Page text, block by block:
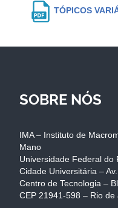
TÓPICOS
SOBRE NÓS
IMA – Instituto de
Mano
Universidade Federal do
Cidade Universitária –
Centro de Tecnologia –
CEP 21941-598 – Rio